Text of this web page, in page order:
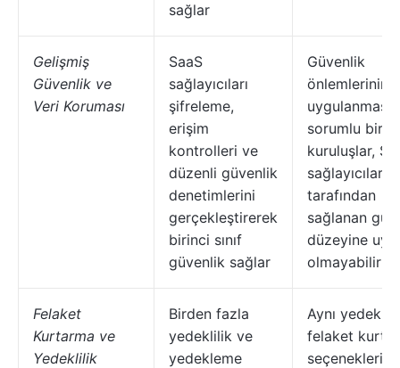
sağlar
Gelişmiş
Güvenlik ve
Veri Koruması
SaaS
sağlayıcıları
şifreleme,
erişim
kontrolleri ve
düzenli güvenlik
denetimlerini
gerçekleştirerek
birinci sınıf
güvenlik sağlar
Güvenlik
önlemlerinin
sorumlu
kuruluşlar,
sağlayıcıları
tarafından
sağlanan
düzeyine
olmayabilir
Felaket
Kurtarma ve
Yedeklilik
Birden fazla
yedeklilik ve
yedekleme
Aynı
felaket
seçeneklerine